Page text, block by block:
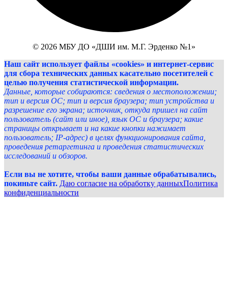
© 2026 МБУ ДО «ДШИ им. М.Г. Эрденко №1»
Наш сайт использует файлы «cookies» и интернет-сервис
для сбора технических данных касательно посетителей с
целью получения статистической информации.
Данные, которые собираются: сведения о местоположении;
тип и версия ОС; тип и версия браузера; тип устройства и
разрешение его экрана; источник, откуда пришел на сайт
пользователь (сайт или иное), язык ОС и браузера; какие
страницы открывает и на какие кнопки нажимает
пользователь; IP-адрес) в целях функционирования сайта,
проведения ретаргетинга и проведения статистических
исследований и обзоров.
Если вы не хотите, чтобы ваши данные обрабатывались,
покиньте сайт. Даю согласие на обработку данныхПолитика
конфиденциальности